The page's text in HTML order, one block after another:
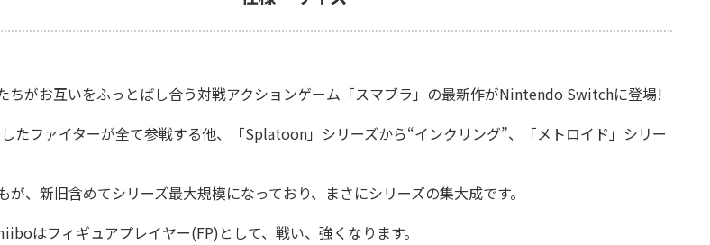
ちがお互いをふっとばし合う対戦アクションゲーム「スマブラ」の最新作がNintendo Switchに登場!
たファイターが全て参戦する他、「Splatoon」シリーズから“インクリング”、「メトロイド」シリー
、新旧含めてシリーズ最大規模になっており、まさにシリーズの集大成です。
はフィギュアプレイヤー(FP)として、戦い、強くなります。